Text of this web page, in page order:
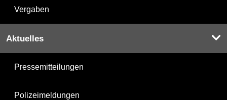
Vergaben
Aktuelles
Pressemitteilungen
Polizeimeldungen